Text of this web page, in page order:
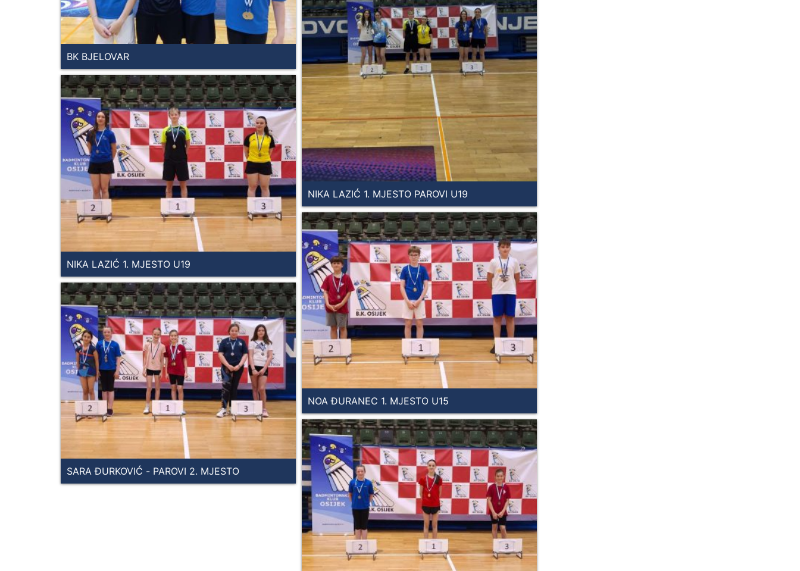
BK BJELOVAR
NIKA LAZIĆ 1. MJESTO PAROVI U19
NIKA LAZIĆ 1. MJESTO U19
NOA ĐURANEC 1. MJESTO U15
SARA ĐURKOVIĆ - PAROVI 2. MJESTO